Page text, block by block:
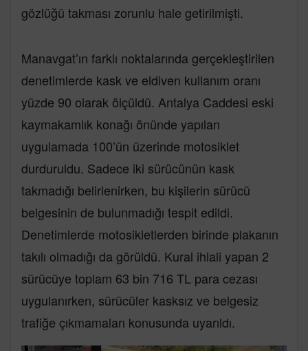
gözlüğü takması zorunlu hale getirilmişti.
Manavgat’ın farklı noktalarında gerçekleştirilen
denetimlerde kask ve eldiven kullanım oranı
yüzde 90 olarak ölçüldü. Antalya Caddesi eski
kaymakamlık konağı önünde yapılan
uygulamada 100’ün üzerinde motosiklet
durduruldu. Sadece iki sürücünün kask
takmadığı belirlenirken, bu kişilerin sürücü
belgesinin de bulunmadığı tespit edildi.
Denetimlerde motosikletlerden birinde plakanın
takılı olmadığı da görüldü. Kural ihlali yapan 2
sürücüye toplam 63 bin 716 TL para cezası
uygulanırken, sürücüler kasksız ve belgesiz
trafiğe çıkmamaları konusunda uyarıldı.